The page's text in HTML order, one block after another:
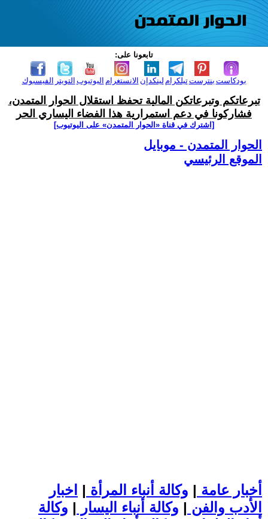
تابعونا على:
الفيسبوك التويتر اليوتيوب الانستغرام لينكدإن تيلكرامبنترست بودكاست
تبرعاتكم وتبرعاتكن المالية تحفظ استقلال الحوار المتمدن،
فشاركونا في دعم استمرارية هذا الفضاء اليساري الحر
[اشترك في قناة ‫«الحوار المتمدن» على اليوتيوب]
الحوار المتمدن - موبايل
الموقع الرئيسي
أخبار عامة | وكالة أنباء المرأة | اخبار
الأدب والفن | وكالة أنباء اليسار | وكالة